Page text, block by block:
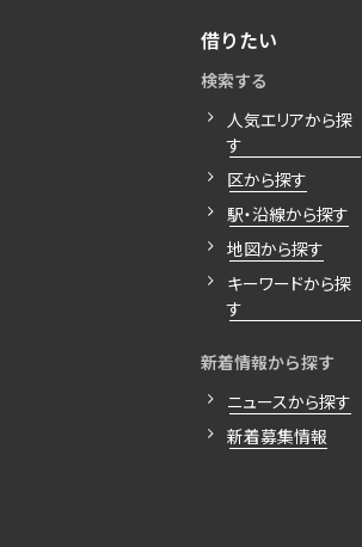
借りたい
検索する
人気エリアから探
す
区から探す
駅・沿線から探す
地図から探す
キーワードから探
す
新着情報から探す
ニュースから探す
新着募集情報